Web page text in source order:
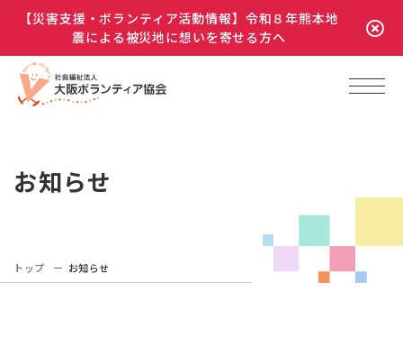
【災害支援・ボランティア活動情報】令和８年熊本地
震による被災地に想いを寄せる方へ
お知らせ
トップ お知らせ